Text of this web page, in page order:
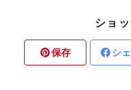
ショ
保存 シ